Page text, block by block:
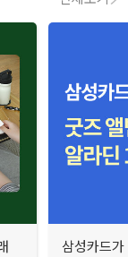
삼성카드